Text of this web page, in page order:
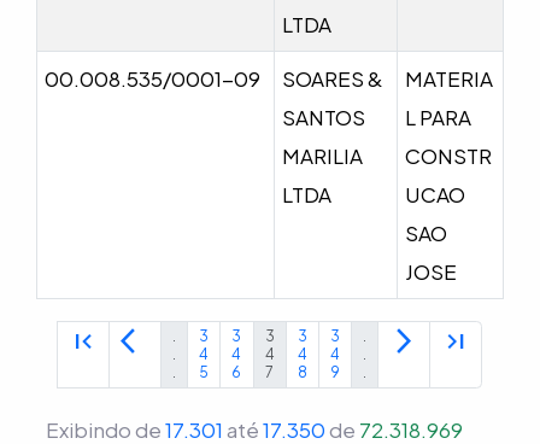
LTDA
00.008.535/0001-09
SOARES &
SANTOS
MARILIA
LTDA
MATERIA
L PARA
CONSTR
UCAO
SAO
JOSE
first_page arrow_back_ios
.
.
.
3
4
5
3
4
6
3
4
7
3
4
8
3
4
9
.
.
.
arrow_forward_ios last_page
Exibindo de17.301 até17.350de 72.318.969